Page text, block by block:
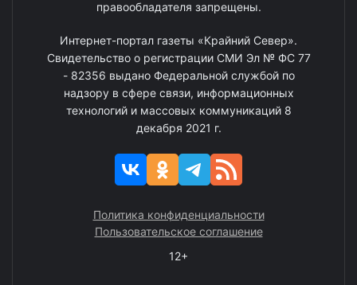
правообладателя запрещены.
Интернет-портал газеты «Крайний Север».
Свидетельство о регистрации СМИ Эл № ФС 77
- 82356 выдано Федеральной службой по
надзору в сфере связи, информационных
технологий и массовых коммуникаций 8
декабря 2021 г.
Политика конфиденциальности
Пользовательское соглашение
12+